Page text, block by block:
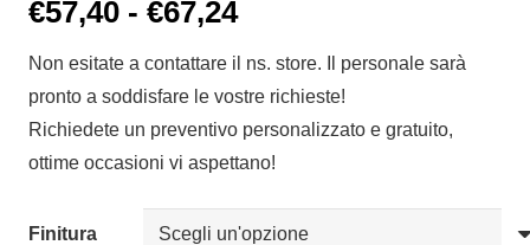
€57,40 - €67,24Fascia
prezzo:
da
€57,40
a
€67,24
Non esitate a contattare il ns. store. Il personale sarà
pronto a soddisfare le vostre richieste!
Richiedete un preventivo personalizzato e gratuito,
ottime occasioni vi aspettano!
Finitura